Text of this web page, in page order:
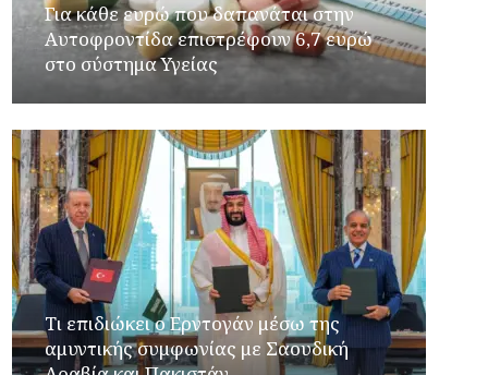
Για κάθε ευρώ που δαπανάται στην
Aυτοφροντίδα επιστρέφουν 6,7 ευρώ
στο σύστημα Υγείας
Τι επιδιώκει ο Ερντογάν μέσω της
αμυντικής συμφωνίας με Σαουδική